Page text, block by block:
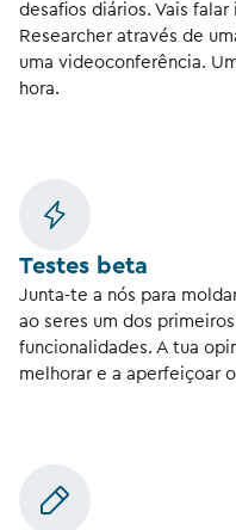
desafios diários. Vais
Researcher através de
uma videoconferência.
hora.
Testes beta
Junta-te a nós para
ao seres um dos
funcionalidades. A tua
melhorar e a aperfeiçoar